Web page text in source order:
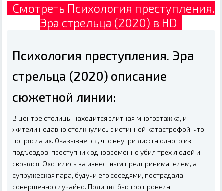
Смотреть Психология преступления.
Эра стрельца (2020) в HD
Психология преступления. Эра
стрельца (2020) описание
сюжетной линии:
В центре столицы находится элитная многоэтажка, и
жители недавно столкнулись с истинной катастрофой, что
потрясла их. Оказывается, что внутри лифта одного из
подъездов, преступник одновременно убил трех людей и
скрылся. Охотились за известным предпринимателем, а
супружеская пара, будучи его соседями, пострадала
совершенно случайно. Полиция быстро провела